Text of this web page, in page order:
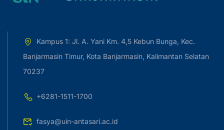
Kampus 1: Jl. A. Yani Km. 4,5 Kebun Bunga, Kec.
Banjarmasin Timur, Kota Banjarmasin, Kalimantan Selatan
70237
+6281-1511-1700
fasya@uin-antasari.ac.id